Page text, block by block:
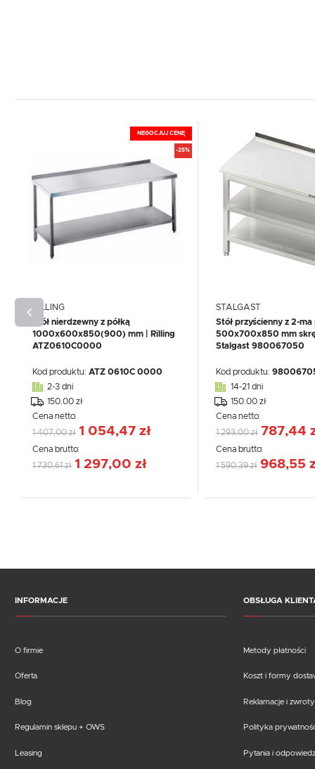
NEGOCJUJ CENĘ
-25%
RILLING
Stół nierdzewny z półką
1000x600x850(900) mm | Rilling
ATZ0610C0000
Kod produktu:ATZ 0610C 0000
2-3 dni
150.00 zł
Cena netto:
1 407,00 zł 1 054,47 zł
Cena brutto:
1 730,61 zł 1 297,00 zł
STALGAST
Stół przyścienny z 2-ma
500x700x850 mm
Stalgast 980067050
Kod produktu:
14-21 dni
150.00 zł
Cena netto:
1 293,00 zł 787,44
Cena brutto:
1 590,39 zł 968,55
INFORMACJE
O firmie
Oferta
Blog
Regulamin sklepu + OWS
Leasing
OBSŁUGA
Metody płatności
Koszt i formy
Reklamacje i zwroty
Polityka
Pytania i